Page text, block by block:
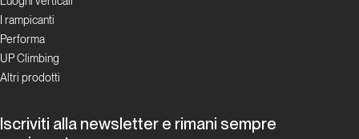
Brocchi
sui
Blocchi
social oggi
I rampicanti
Performa
UP Climbing
Altri prodotti
Iscriviti alla newsletter e rimani sempre